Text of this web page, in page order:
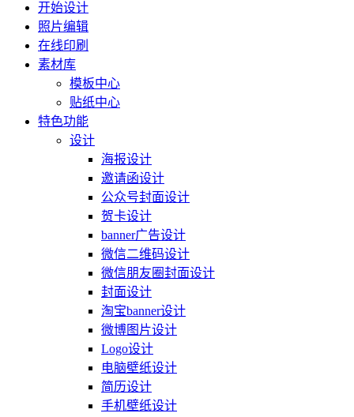
开始设计
照片编辑
在线印刷
素材库
模板中心
贴纸中心
特色功能
设计
海报设计
邀请函设计
公众号封面设计
贺卡设计
banner广告设计
微信二维码设计
微信朋友圈封面设计
封面设计
淘宝banner设计
微博图片设计
Logo设计
电脑壁纸设计
简历设计
手机壁纸设计